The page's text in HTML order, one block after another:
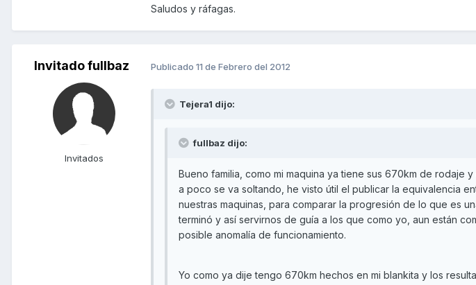
Saludos y ráfagas.
Invitado fullbaz
Invitados
Publicado 11 de Febrero del 2012
Tejera1 dijo:
fullbaz dijo:
Bueno familia, como mi maquina ya tiene sus 670km de rodaje
a poco se va soltando, he visto útil el publicar la equivalencia
nuestras maquinas, para comparar la progresión de lo que es
terminó y así servirnos de guía a los que como yo, aun están
posible anomalía de funcionamiento.
Yo como ya dije tengo 670km hechos en mi blankita y los